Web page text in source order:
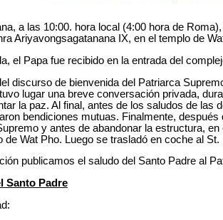
a las 10:00. hora local (4:00 hora de
Ariyavongsagatanana IX, en el templo de
el Papa fue recibido en la entrada del
discurso de bienvenida del Patriarca
lugar una breve conversación privada,
la paz. Al final, antes de los saludos de
bendiciones mutuas. Finalmente,
y antes de abandonar la estructura,
de Wat Pho. Luego se trasladó en coche al
publicamos el saludo del Santo Padre al
Santo Padre